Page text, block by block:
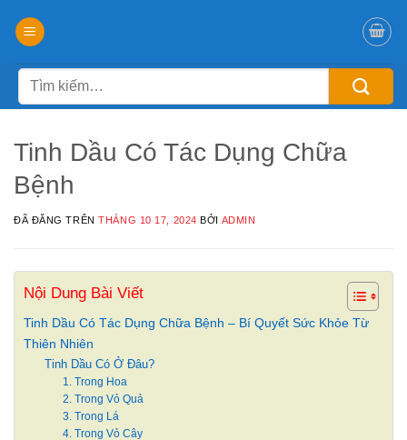
đến
dungTìm
kiếm:
Tinh Dầu Có Tác Dụng Chữa
Bệnh
ĐÃ ĐĂNG TRÊNTHÁNG 10 17, 2024 BỞI ADMIN
Nội Dung Bài Viết
Tinh Dầu Có Tác Dụng Chữa Bệnh – Bí Quyết Sức Khỏe Từ
Thiên Nhiên
Tinh Dầu Có Ở Đâu?
1. Trong Hoa
2. Trong Vỏ Quả
3. Trong Lá
4. Trong Vỏ Cây